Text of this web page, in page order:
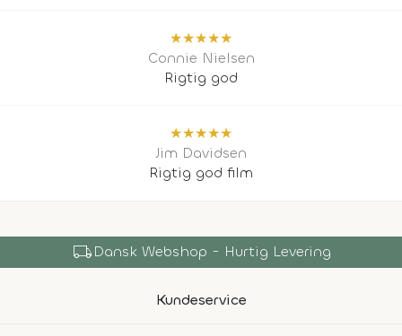
★★★★★
Connie Nielsen
Rigtig god
★★★★★
Jim Davidsen
Rigtig god film
local_shippingDansk Webshop - Hurtig Levering
Kundeservice